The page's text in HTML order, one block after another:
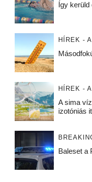
Így kerüld
HÍREK -
HÍREK -
A sima
izotóniás
Baleset a